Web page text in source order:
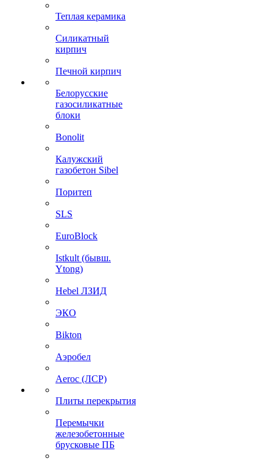
Теплая керамика
Силикатный
кирпич
Печной кирпич
Белорусские
газосиликатные
блоки
Bonolit
Калужский
газобетон Sibel
Поритеп
SLS
EuroBlock
Istkult (бывш.
Ytong)
Hebel ЛЗИД
ЭКО
Bikton
Аэробел
Aeroc (ЛСР)
Плиты перекрытия
Перемычки
железобетонные
брусковые ПБ